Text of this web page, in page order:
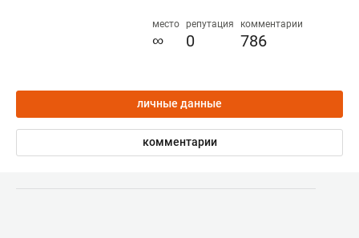
место
∞
репутация
0
комментарии
786
личные данные
комментарии